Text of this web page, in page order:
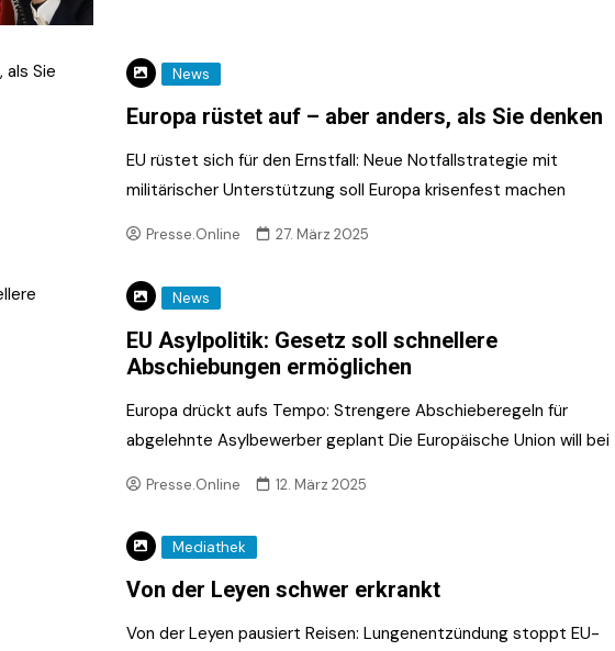
News
Europa rüstet auf – aber anders, als Sie denken
EU rüstet sich für den Ernstfall: Neue Notfallstrategie mit
militärischer Unterstützung soll Europa krisenfest machen
Presse.Online 27. März 2025
News
EU Asylpolitik: Gesetz soll schnellere
Abschiebungen ermöglichen
Europa drückt aufs Tempo: Strengere Abschieberegeln für
abgelehnte Asylbewerber geplant Die Europäische Union will bei
Presse.Online 12. März 2025
Mediathek
Von der Leyen schwer erkrankt
Von der Leyen pausiert Reisen: Lungenentzündung stoppt EU-